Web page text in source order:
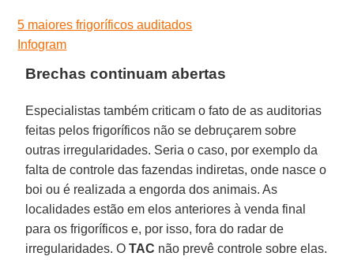
5 maiores frigoríficos auditados
Infogram
Brechas continuam abertas
Especialistas também criticam o fato de as auditorias
feitas pelos frigoríficos não se debruçarem sobre
outras irregularidades. Seria o caso, por exemplo da
falta de controle das fazendas indiretas, onde nasce o
boi ou é realizada a engorda dos animais. As
localidades estão em elos anteriores à venda final
para os frigoríficos e, por isso, fora do radar de
irregularidades. OTAC não prevê controle sobre elas.